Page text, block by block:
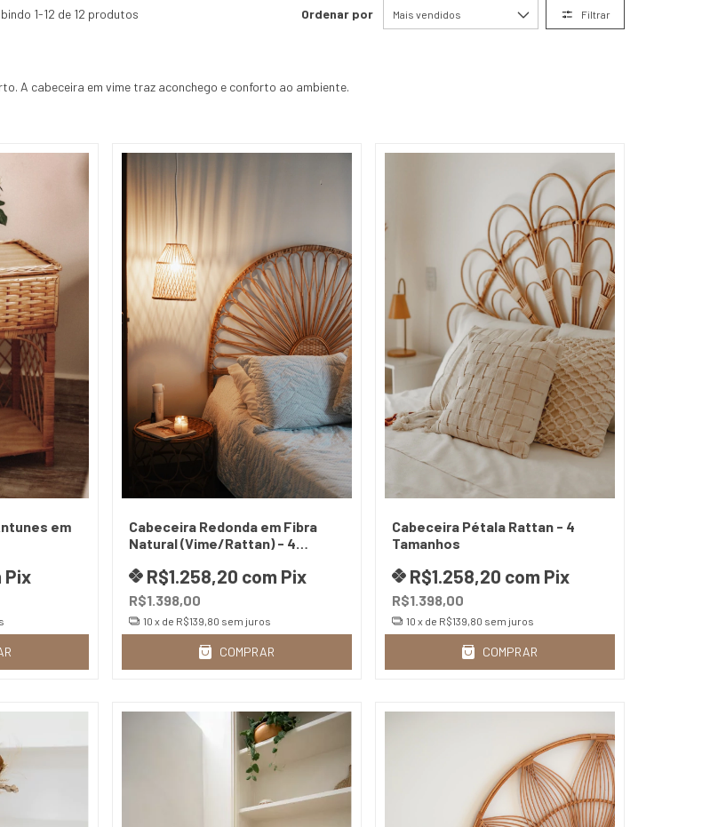
1-12 de 12 produtos Ordenar por Filtrar
A cabeceira em vime traz aconchego e conforto ao ambiente.
em
Pix
Cabeceira Redonda em Fibra
Natural (Vime/Rattan) - 4
R$1.398,00
R$1.258,20 com Pix
10 x de R$139,80 sem juros
COMPRAR
Cabeceira Pétala Rattan - 4
Tamanhos
R$1.398,00
R$1.258,20 com Pix
10 x de R$139,80 sem juros
COMPRAR